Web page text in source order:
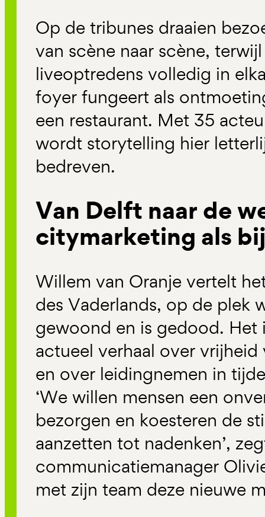
Op de tribunes draaien
van scène naar scène,
liveoptredens volledig in
foyer fungeert als
een restaurant. Met 35
wordt storytelling hier
bedreven.
Van Delft naar de
citymarketing als
Willem van Oranje vertelt
des Vaderlands, op de plek
gewoond en is gedood. Het
actueel verhaal over
en over leidingnemen in
‘We willen mensen een
bezorgen en koesteren de
aanzetten tot nadenken’,
communicatiemanager
met zijn team deze nieuwe